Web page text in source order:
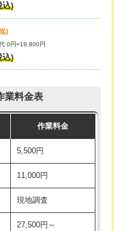
込)
)
0円=19,800円
込)
業料金表
作業料金
5,500円
11,000円
現地調査
27,500円～